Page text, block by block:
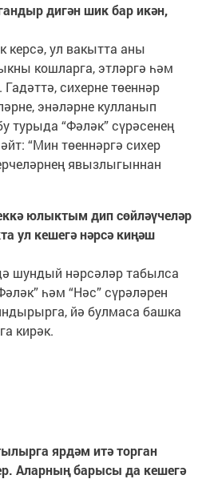
дигән шик бар икән,
керсә, ул вакытта аны
кошларга, этләргә һәм
сихерне төеннәр
энәләрне кулланып
турыда “Фәләк” сүрәсенең
“Мин төеннәргә сихер
явызлыгыннан
юлыктым дип сөйләүчеләр
ул кешегә нәрсә киңәш
шундый нәрсәләр табылса
һәм “Нәс” сүрәләрен
йә булмаса башка
кирәк.
ярдәм итә торган
Аларның барысы да кешегә